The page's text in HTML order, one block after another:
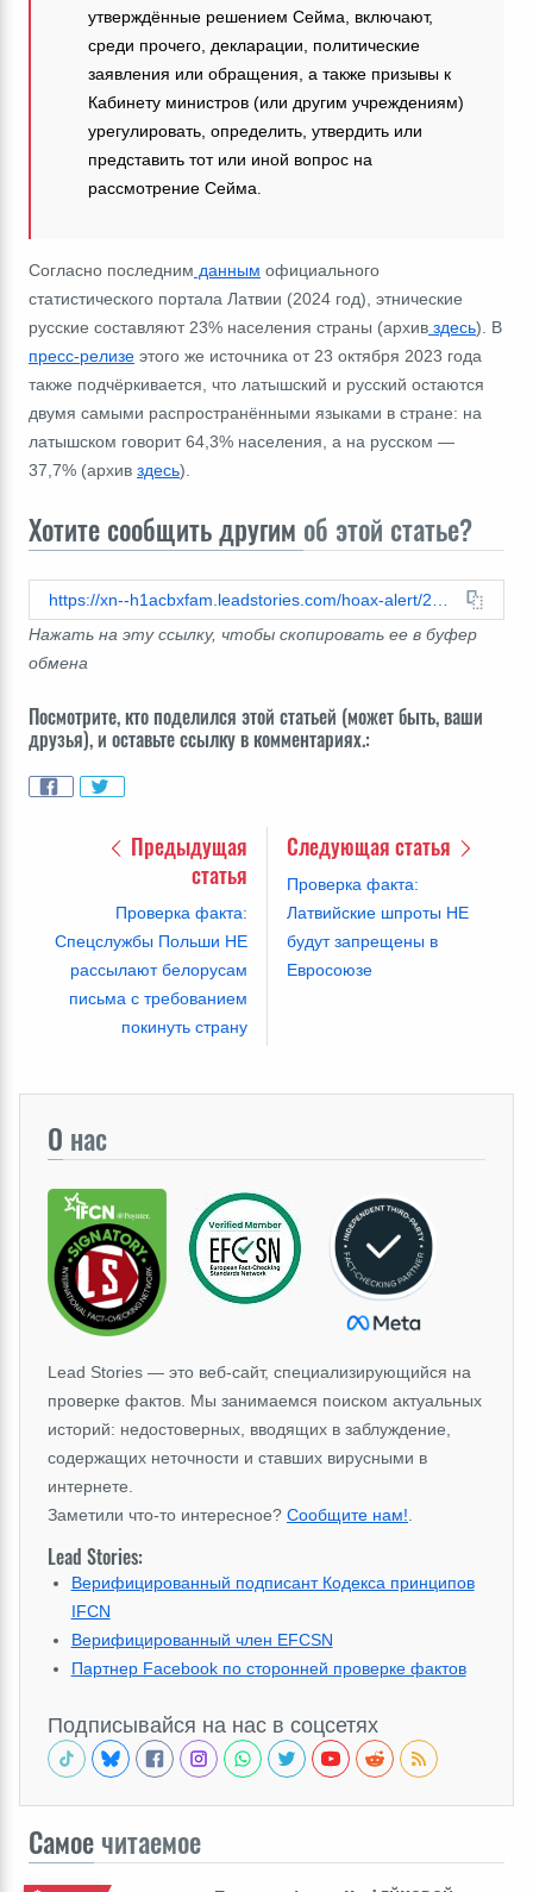
утверждённые решением Сейма, включают,
среди прочего, декларации, политические
заявления или обращения, а также призывы к
Кабинету министров (или другим учреждениям)
урегулировать, определить, утвердить или
представить тот или иной вопрос на
рассмотрение Сейма.
Согласно последним данным официального
статистического портала Латвии (2024 год), этнические
русские составляют 23% населения страны (архив здесь). В
пресс-релизе этого же источника от 23 октября 2023 года
также подчёркивается, что латышский и русский остаются
двумя самыми распространёнными языками в стране: на
латышском говорит 64,3% населения, а на русском ―
37,7% (архив здесь).
Хотите сообщить другим об этой статье?
https://xn--h1acbxfam.leadstories.com/hoax-alert/2025/06/проверка-факта-в-латвии-не-запретят-русский-язык-в-частном-общении.html
Нажать на эту ссылку, чтобы скопировать ее в буфер
обмена
Посмотрите, кто поделился этой статьей (может быть, ваши
друзья), и оставьте ссылку в комментариях.:
Предыдущая
статья
Проверка факта:
Спецслужбы Польши НЕ
рассылают белорусам
письма с требованием
покинуть страну
Следующая статья
Проверка факта:
Латвийские шпроты НЕ
будут запрещены в
Евросоюзе
О нас
Lead Stories — это веб-сайт, специализирующийся на
проверке фактов. Мы занимаемся поиском актуальных
историй: недостоверных, вводящих в заблуждение,
содержащих неточности и ставших вирусными в
интернете.
Заметили что-то интересное? Сообщите нам!
Lead Stories:
Верифицированный подписант Кодекса принципов
IFCN
Верифицированный член EFCSN
Партнер Facebook по сторонней проверке фактов
Подписывайся на нас в соцсетях
Самое читаемое